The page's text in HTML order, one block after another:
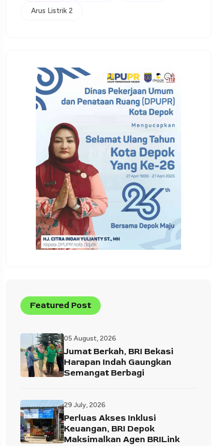
Arus Listrik 2
Featured Post
05 August, 2026
Jumat Berkah, BRI Bekasi
Harapan Indah Gaungkan
Semangat Berbagi
29 July, 2026
Perluas Akses Inklusi
Keuangan, BRI Depok
Maksimalkan Agen BRILink